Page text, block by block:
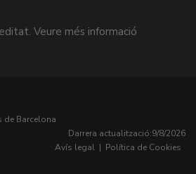
de Barcelona
Darrera actualització:9/8/2026
Avís legal | Política de Cookies